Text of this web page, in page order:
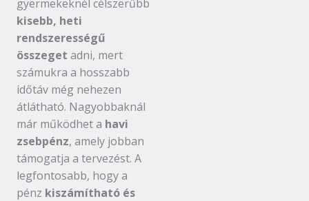
gyermekeknél célszerűbb
kisebb, heti
rendszerességű
összeget adni, mert
számukra a hosszabb
időtáv még nehezen
átlátható. Nagyobbaknál
már működhet a havi
zsebpénz, amely jobban
támogatja a tervezést. A
legfontosabb, hogy a
pénz kiszámítható és